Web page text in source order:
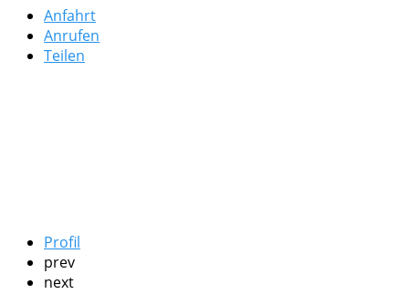
Anfahrt
Anrufen
Teilen
Profil
prev
next